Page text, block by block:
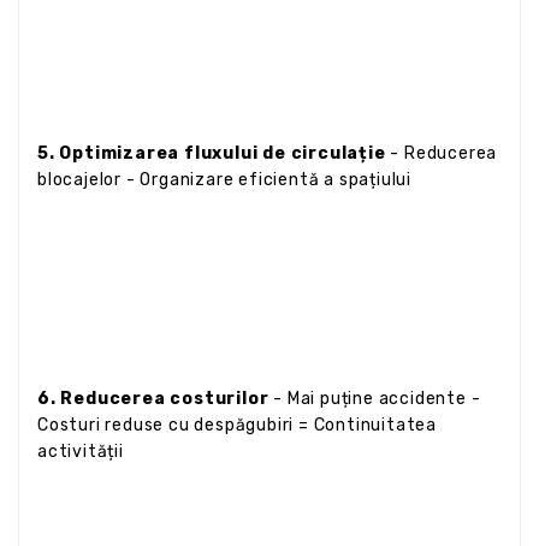
5. Optimizarea fluxului de circulație - Reducerea
blocajelor - Organizare eficientă a spațiului
6. Reducerea costurilor - Mai puține accidente -
Costuri reduse cu despăgubiri = Continuitatea
activității